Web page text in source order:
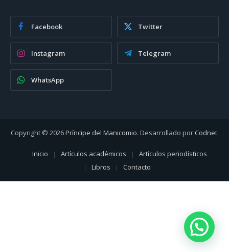
Facebook Twitter
Instagram Telegram
WhatsApp
Copyright © 2026Príncipe del Manicomio. Desarrollado por Codnet.
Inicio Artículos académicos
Artículos periodísticos
Libros
Contacto